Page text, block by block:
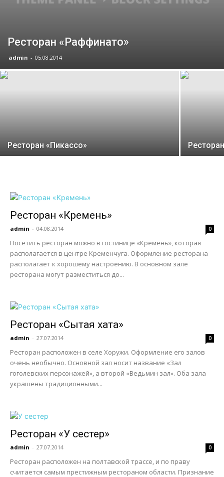
Ресторан «Раффинато»
admin - 05.08.2014
Ресторан «Пикассо»
Ресторан «Кремень»
admin - 04.08.2014 0
Посетить ресторан можно в гостинице «Кремень», которая
располагается в центре Кременчуга. Оформление ресторана
располагает к хорошему настроению. В основном зале
ресторана могут разместиться до...
Ресторан «Сытая хата»
admin - 27.07.2014 0
Ресторан расположен в селе Хоружи. Оформление его залов
очень необычно. Основной зал носит название «Зал
гоголевских персонажей», а второй «Ведьмин зал». Оба зала
украшены традиционными...
Ресторан «У сестер»
admin - 27.07.2014 0
Ресторан расположен на полтавской трассе, и по праву
считается самым престижным рестораном области. Признание